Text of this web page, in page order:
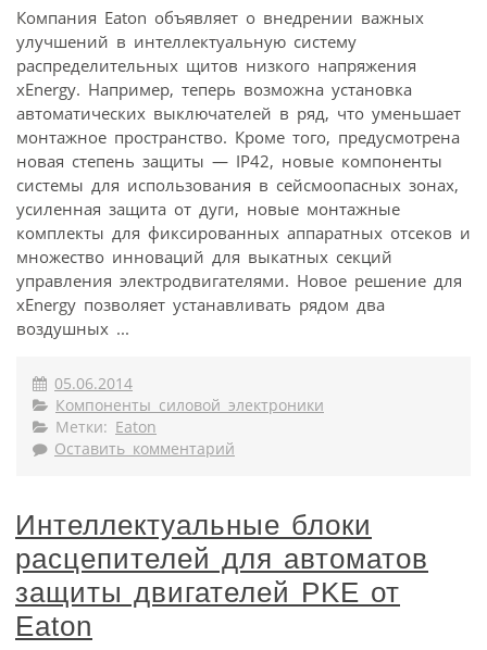
Компания Eaton объявляет о внедрении важных
улучшений в интеллектуальную систему
распределительных щитов низкого напряжения
xEnergy. Например, теперь возможна установка
автоматических выключателей в ряд, что уменьшает
монтажное пространство. Кроме того, предусмотрена
новая степень защиты — IP42, новые компоненты
системы для использования в сейсмоопасных зонах,
усиленная защита от дуги, новые монтажные
комплекты для фиксированных аппаратных отсеков и
множество инноваций для выкатных секций
управления электродвигателями. Новое решение для
xEnergy позволяет устанавливать рядом два
воздушных ...
05.06.2014
Компоненты силовой электроники
Метки: Eaton
Оставить комментарий
Интеллектуальные блоки
расцепителей для автоматов
защиты двигателей PKE от
Eaton